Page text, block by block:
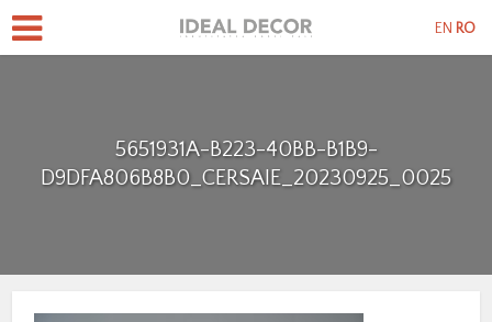
5651931A-B223-40BB-B1B9-
D9DFA806B8B0_CERSAIE_20230925_0025
EN RO